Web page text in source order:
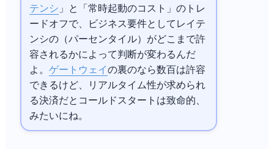
テンシ」と「常時起動のコスト」のトレ
ードオフで、ビジネス要件として レイテ
ンシのP99（99パーセンタイル）がどこまで許
容されるかによって判断が変わるんだ
よ。 APIゲートウェイの裏のLambdaなら数百msは許容
できるけど、リアルタイム性が求められ
る決済だとコールドスタートは致命的、
みたいにね。